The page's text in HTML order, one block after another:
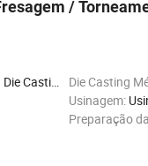
/
Machine Die Casting
Usinagem:
Preparação